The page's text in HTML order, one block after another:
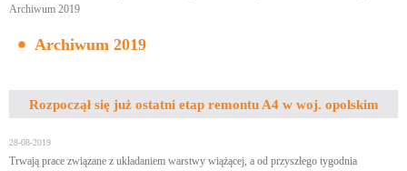
Archiwum 2019
Archiwum 2019
Rozpoczął się już ostatni etap remontu A4 w woj. opolskim
28-08-2019
Trwają prace związane z układaniem warstwy wiążącej, a od przyszłego tygodnia